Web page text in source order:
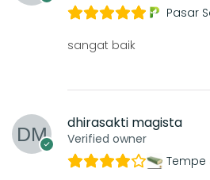
Pasar
sangat baik
dhirasakti magista
Verified owner